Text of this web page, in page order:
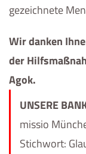
gezeichnete
Wir danken
der
Agok.
UNSERE
missio
Stichwort: